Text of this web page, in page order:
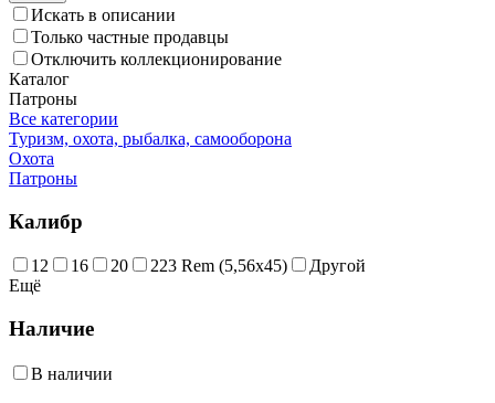
Искать в описании
Только частные продавцы
Отключить коллекционирование
Каталог
Патроны
Все категории
Туризм, охота, рыбалка, самооборона
Охота
Патроны
Калибр
12 16 20 223 Rem (5,56х45)
Другой
Ещё
Наличие
В наличии